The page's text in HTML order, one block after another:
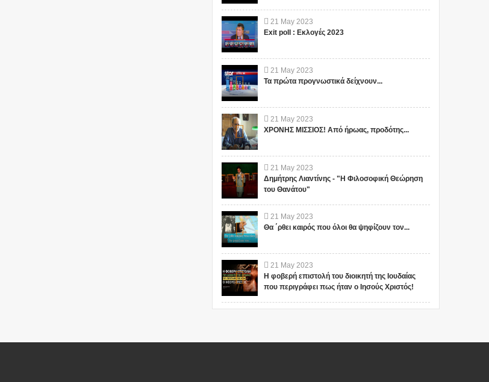
21 May 2023
Exit poll : Εκλογές 2023
21 May 2023
Τα πρώτα προγνωστικά δείχνουν...
21 May 2023
ΧΡΟΝΗΣ ΜΙΣΣΙΟΣ! Από ήρωας, προδότης...
21 May 2023
Δημήτρης Λιαντίνης - "Η Φιλοσοφική Θεώρηση
του Θανάτου"
21 May 2023
Θα ΄ρθει καιρός που όλοι θα ψηφίζουν τον...
21 May 2023
Η φοβερή επιστολή του διοικητή της Ιουδαίας
που περιγράφει πως ήταν ο Ιησούς Χριστός!